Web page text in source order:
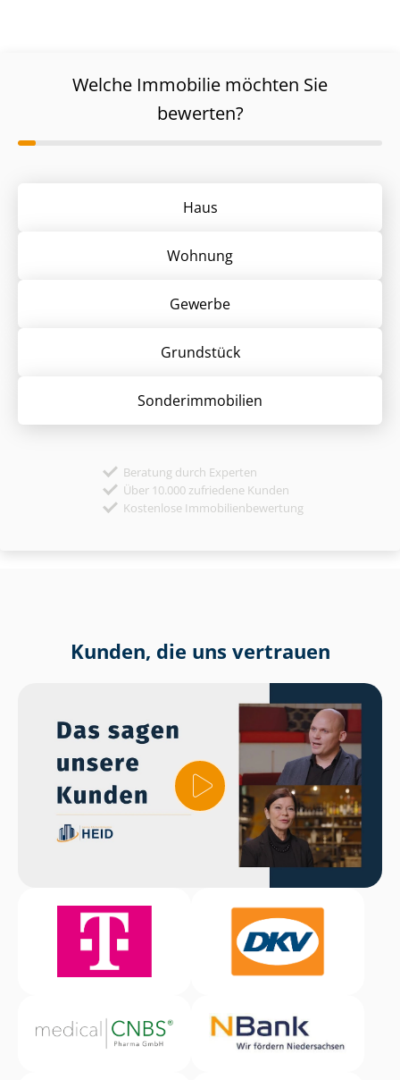
Welche Immobilie möchten Sie
bewerten?
Haus
Wohnung
Gewerbe
Grund­stück
Sonder­immobilien
Beratung durch Experten
Über 10.000 zufriedene Kunden
Kostenlose Immobilienbewertung
Kunden, die uns vertrauen